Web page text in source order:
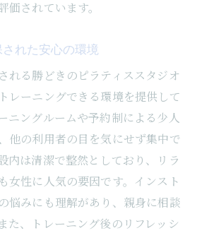
価されています。
れた安心の環境
れる勝どきのピラティススタジオ
レーニングできる環境を提供して
ニングルームや予約制による少人
他の利用者の目を気にせず集中で
内は清潔で整然としており、リラ
女性に人気の要因です。インスト
悩みにも理解があり、親身に相談
た、トレーニング後のリフレッシ